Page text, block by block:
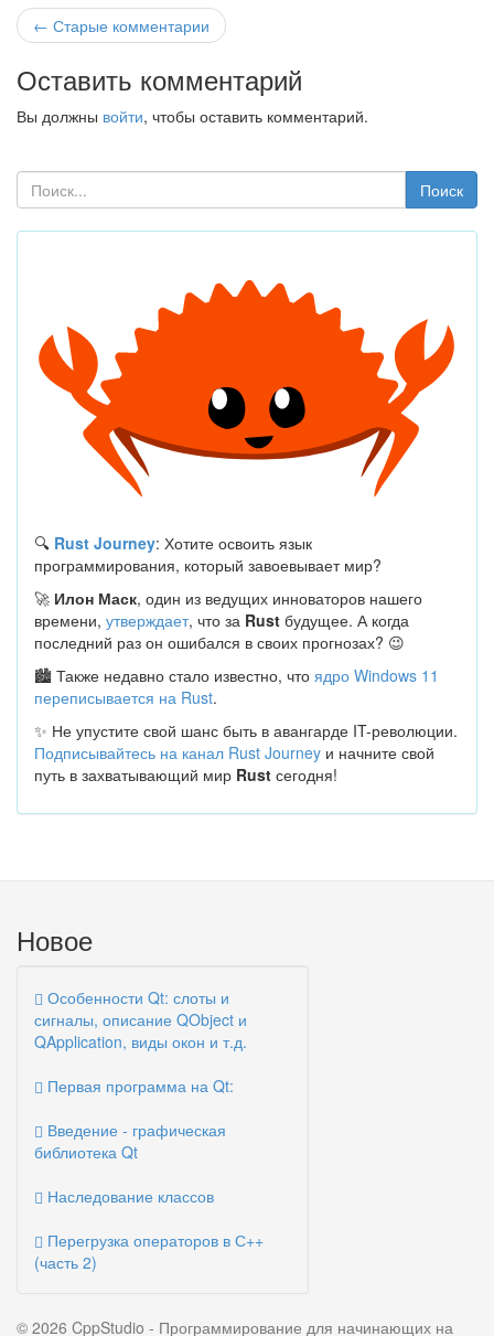
← Старые комментарии
Оставить комментарий
Вы должны войти, чтобы оставить комментарий.
Поиск
🔍 Rust Journey: Хотите освоить язык
программирования, который завоевывает мир?
🚀 Илон Маск, один из ведущих инноваторов нашего
времени, утверждает, что за Rust будущее. А когда
последний раз он ошибался в своих прогнозах? 😉
🏙 Также недавно стало известно, что ядро Windows 11
переписывается на Rust.
✨ Не упустите свой шанс быть в авангарде IT-революции.
Подписывайтесь на канал Rust Journey и начните свой
путь в захватывающий мир Rust сегодня!
Новое
Особенности Qt: слоты и
сигналы, описание QObject и
QApplication, виды окон и т.д.
Первая программа на Qt:
Введение - графическая
библиотека Qt
Наследование классов
Перегрузка операторов в С++
(часть 2)
© 2026 CppStudio - Программирование для начинающих на